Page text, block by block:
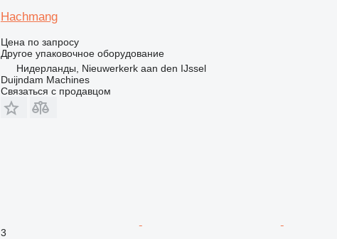
Hachmang
Цена по запросу
Другое упаковочное оборудование
Нидерланды, Nieuwerkerk aan den IJssel
Duijndam Machines
Связаться с продавцом
3